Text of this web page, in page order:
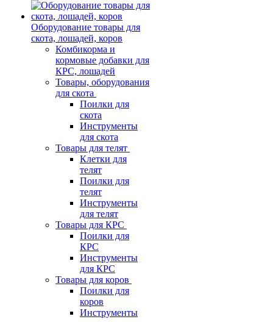
Оборудование товары для
скота, лошадей, коров
Комбикорма и
кормовые добавки для
КРС, лошадей
Товары, оборудования
для скота
Поилки для
скота
Инструменты
для скота
Товары для телят
Клетки для
телят
Поилки для
телят
Инструменты
для телят
Товары для КРС
Поилки для
КРС
Инструменты
для КРС
Товары для коров
Поилки для
коров
Инструменты